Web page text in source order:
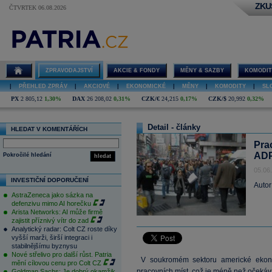
ČTVRTEK 06.08.2026
ZPRAVODAJSTVÍ AKCIE & FONDY MĚNY & SAZBY
PŘEHLED ZPRÁV AKCIOVÉ EKONOMICKÉ MĚNY KOMODITY
PX 2 805,12 1,30% DAX 26 208,02 0,31% CZK/€ 24,215 0,17% CZK/$ 20,992 0,32%
HLEDAT V KOMENTÁŘÍCH
hledat
Pokročilé hledání
INVESTIČNÍ DOPORUČENÍ
AstraZeneca jako sázka na
defenzivu mimo AI horečku
Arista Networks: AI může firmě
zajistit příznivý vítr do zad
Analytický radar: Colt CZ roste díky
vyšší marži, širší integraci i
stabilnějšímu byznysu
Nové střelivo pro další růst. Patria
mění cílovou cenu pro Colt CZ
Detail - články
V soukromém sektoru americké